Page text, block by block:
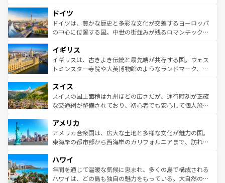
せる。地方によって風土や気候が異なるスペインはその個
性で訪れる人を魅了する。 なお、新着のスペイン情報は コ
ンテンツ一覧を参照してほしい。
で、幅広い魅力が詰まっている。華麗な宮殿、歴史的な大
聖堂、美しいビーチ、そして豊かな自然が、訪れる者を心
から魅了する。また、フランスは美食の国としても知ら
いる。シャンパンの発祥地であるランス、プロヴァンスの
香り高いラベンダー畑など、多彩な楽しみ方が可能だ。さ
らに、パリ以外の地域にも魅力が溢れており、どの街角に
れる地方に足を運ぶとそれぞれで全く異なる文化を体験で
きるだろう。 なお、新着のフランス情報はコンテンツ一覧
を参照してほしい。
ドイツ
ドイツは、豊かな歴史と多彩な文化が交差するヨーロッパ
の中心に位置する国。中世の街並みが残るロマンチック街
顔を持つこの国は、どこを歩いても飽きることがない。ベ
ルリンの文化的活気、バイエルン州のアルプスの絶景、そ
してライン川沿いのワイン畑といった風景は必見。ビール
は、お酒好きな人にはぜひ体験してほしい。 なお、新着の
ドイツ情報はコンテンツ一覧を参照してほしい。
イギリス
イギリスは、古きよき伝統と最先端が共存する国。ウェス
トミンスター寺院や大英博物館のようなランドマーク、歴
リアごとに異なる魅力がある。また、優雅なアフタヌーン
ティー、ビール好きにはたまらない英国パブ、サッカー観
戦など、本場だからこそできる体験も豊富。イギリスを旅
ンツ一覧を参照してほしい。
スイス
スイスの国土面積は九州ほどの広さだが、運行時刻が正確
な交通網が整備されており、初心者でも安心して個人旅行
の建物がそのまま残る町や、スイスならではのユニークな
博物館もあり、アルプス観光だけでなく町歩きも満喫する
ことができる。国民の所得が高いため物価も高いが、旅行
ば市内交通費無料で観光を楽しむこともできる。 なお、新
着のスイス情報はコンテンツ一覧 を参照してほしい。
アメリカ
アメリカ合衆国は、広大な土地と多様な文化が魅力の国。
東海岸の都市部から西海岸のカリフォルニアまで、訪れる
のような巨大都市は、観光、ショッピング、エンターテイ
ンメントが詰まった刺激的なスポットだ。一方、アメリカ
西部には大自然が広がり、グランドキャニオンやイエロー
ハワイ
年間を通じて温暖な気候に恵まれ、多くの島で構成される
ハワイは、どの島も独自の魅力をもっている。大自然の神